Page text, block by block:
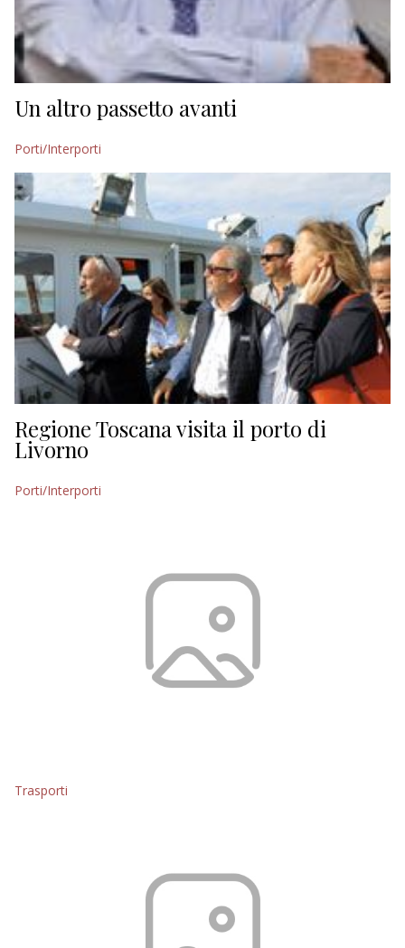
Un altro passetto avanti
Porti/Interporti
Regione Toscana visita il porto di
Livorno
Porti/Interporti
Trasporti